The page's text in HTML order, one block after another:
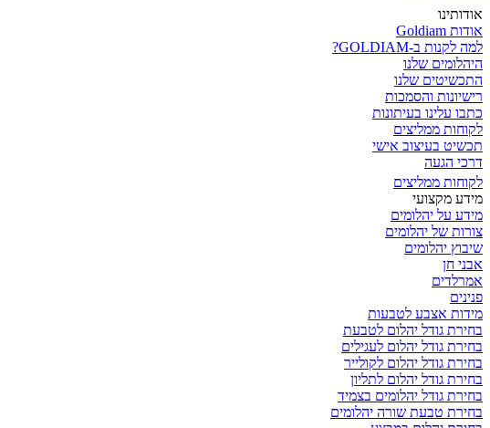
אודותינו
אודות Goldiam
למה לקנות ב-GOLDIAM?
היהלומים שלנו
התכשיטים שלנו
רישיונות והסמכות
כתבו עלינו בעיתונות
לקוחות ממליצים
תכשיט בעיצוב אישי
דרכי הגעה
לקוחות ממליצים
מידע מקצועי
מידע על יהלומים
צורות של יהלומים
שיבוץ יהלומים
אבני חן
אמרלדים
פנינים
מידות אצבע לטבעות
בחירת גודל יהלום לטבעת
בחירת גודל יהלום לעגילים
בחירת גודל יהלום לקולייר
בחירת גודל יהלום לתליון
בחירת גודל יהלומים בצמיד
בחירת טבעת שורה יהלומים